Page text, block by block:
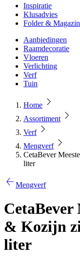
Inspiratie
Klusadvies
Folder &
Aanbiedingen
Raamdecoratie
Vloeren
Verlichting
Verf
Tuin
Home
Assortiment
Verf
Mengverf
CetaBever
liter
Mengverf
CetaBever
& Kozijn
liter